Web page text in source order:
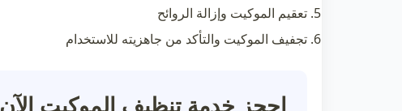
تعقيم الموكيت وإزالة الروائح
تجفيف الموكيت والتأكد من جاهزيته للاستخدام